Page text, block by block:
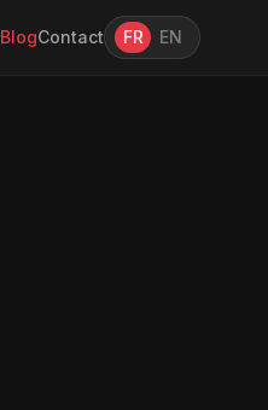
BlogContact FR EN